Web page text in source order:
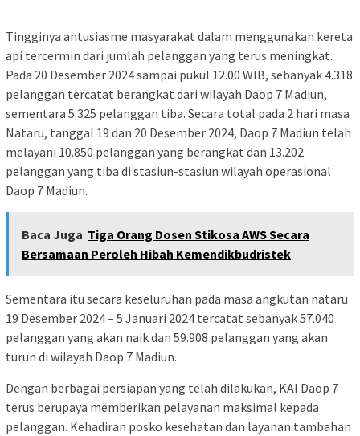
Tingginya antusiasme masyarakat dalam menggunakan kereta
api tercermin dari jumlah pelanggan yang terus meningkat.
Pada 20 Desember 2024 sampai pukul 12.00 WIB, sebanyak 4.318
pelanggan tercatat berangkat dari wilayah Daop 7 Madiun,
sementara 5.325 pelanggan tiba. Secara total pada 2 hari masa
Nataru, tanggal 19 dan 20 Desember 2024, Daop 7 Madiun telah
melayani 10.850 pelanggan yang berangkat dan 13.202
pelanggan yang tiba di stasiun-stasiun wilayah operasional
Daop 7 Madiun.
Baca Juga Tiga Orang Dosen Stikosa AWS Secara
Bersamaan Peroleh Hibah Kemendikbudristek
Sementara itu secara keseluruhan pada masa angkutan nataru
19 Desember 2024 – 5 Januari 2024 tercatat sebanyak 57.040
pelanggan yang akan naik dan 59.908 pelanggan yang akan
turun di wilayah Daop 7 Madiun.
Dengan berbagai persiapan yang telah dilakukan, KAI Daop 7
terus berupaya memberikan pelayanan maksimal kepada
pelanggan. Kehadiran posko kesehatan dan layanan tambahan